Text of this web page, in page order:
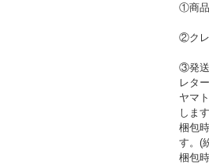
①商品
②クレ
③発送
レタ
ヤマ
します
梱包
す。(
梱包